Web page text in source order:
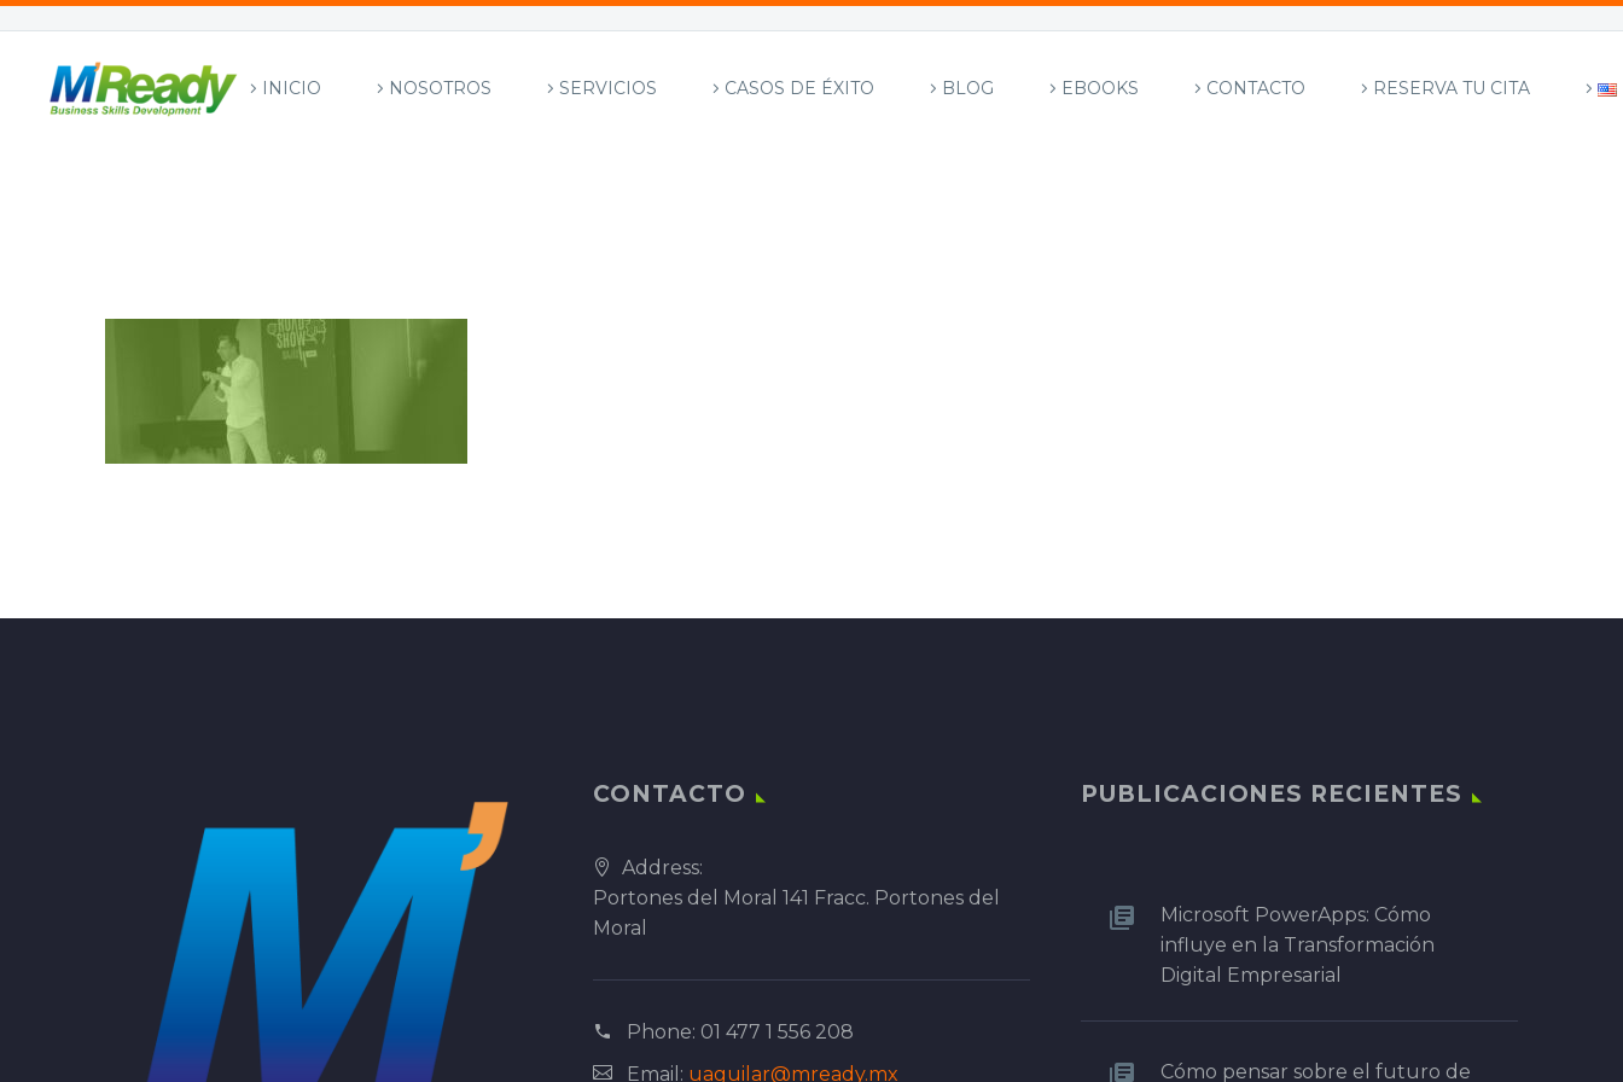
INICIO NOSOTROS SERVICIOS CASOS DE ÉXITO BLOG EBOOKS CONTACTO RESERVA TU CITA
CONTACTO
Address:
Portones del Moral 141 Fracc. Portones del
Moral
Phone: 01 477 1 556 208
Email: uaguilar@mready.mx
PUBLICACIONES RECIENTES
Microsoft PowerApps: Cómo
influye en la Transformación
Digital Empresarial
Cómo pensar sobre el futuro de